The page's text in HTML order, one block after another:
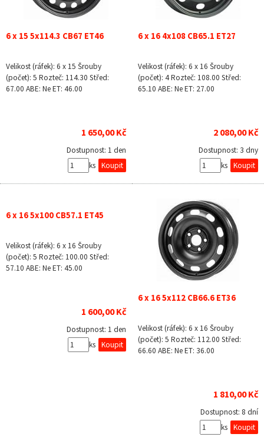
6 x 15 5x114.3 CB67 ET46
Velikost (ráfek): 6 x 15 Šrouby
(počet): 5 Rozteč: 114.30 Střed:
67.00 ABE: Ne ET: 46.00
1 650,00 Kč
Dostupnost: 1 den
ks
6 x 16 4x108 CB65.1 ET27
Velikost (ráfek): 6 x 16 Šrouby
(počet): 4 Rozteč: 108.00 Střed:
65.10 ABE: Ne ET: 27.00
2 080,00 Kč
Dostupnost: 3 dny
ks
6 x 16 5x100 CB57.1 ET45
Velikost (ráfek): 6 x 16 Šrouby
(počet): 5 Rozteč: 100.00 Střed:
57.10 ABE: Ne ET: 45.00
1 600,00 Kč
Dostupnost: 1 den
ks
6 x 16 5x112 CB66.6 ET36
Velikost (ráfek): 6 x 16 Šrouby
(počet): 5 Rozteč: 112.00 Střed:
66.60 ABE: Ne ET: 36.00
1 810,00 Kč
Dostupnost: 8 dní
ks